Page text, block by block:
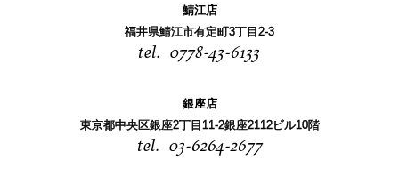
鯖江店
福井県鯖江市有定町3丁目2-3
0778-43-6133
銀座店
東京都中央区銀座2丁目11-2銀座2112ビル10階
03-6264-2677